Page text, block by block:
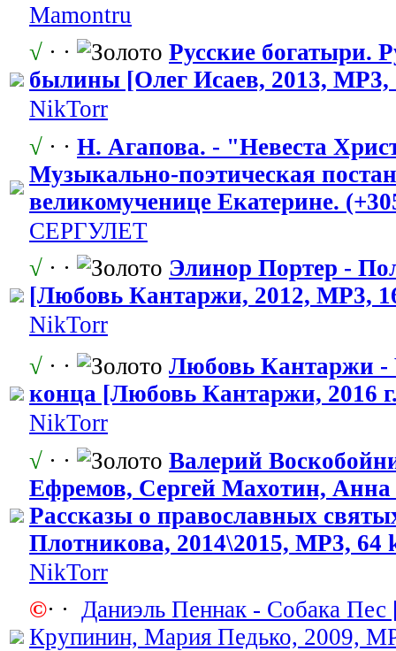
Mamontru
√ · ·
Русские богатыри.
былины [Олег Исаев, 2013, MP3,
NikTorr
√ · · Н. Агапова. - "Невеста
Музыкально-п​оэтическая
великомучени​це Екатерине.
СЕРГУЛЕТ
√ · ·
Элинор Портер -
[Любовь Кантаржи, 2012, MP3,
NikTorr
√ · ·
Любовь Кантаржи -
конца [Любовь Кантаржи, 2016
NikTorr
√ · ·
Валерий
Ефремов, Сергей Махотин, Анна
Рассказы о православных
Плотникова, 2014\2015, MP3, 64
NikTorr
©· ·
Даниэль Пеннак - Собака Пес
Крупинин, Мария Педько, 2009,